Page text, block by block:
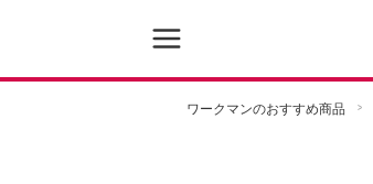
ワークマンのおすすめ商品